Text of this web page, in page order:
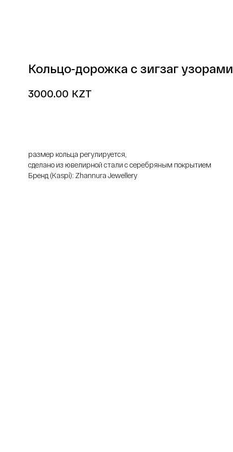
Кольцо-дорожка с зигзаг узорами
3000.00 KZT
размер кольца регулируется,
сделано из ювелирной стали с серебряным покрытием
Бренд (Kaspi): Zhannura Jewellery